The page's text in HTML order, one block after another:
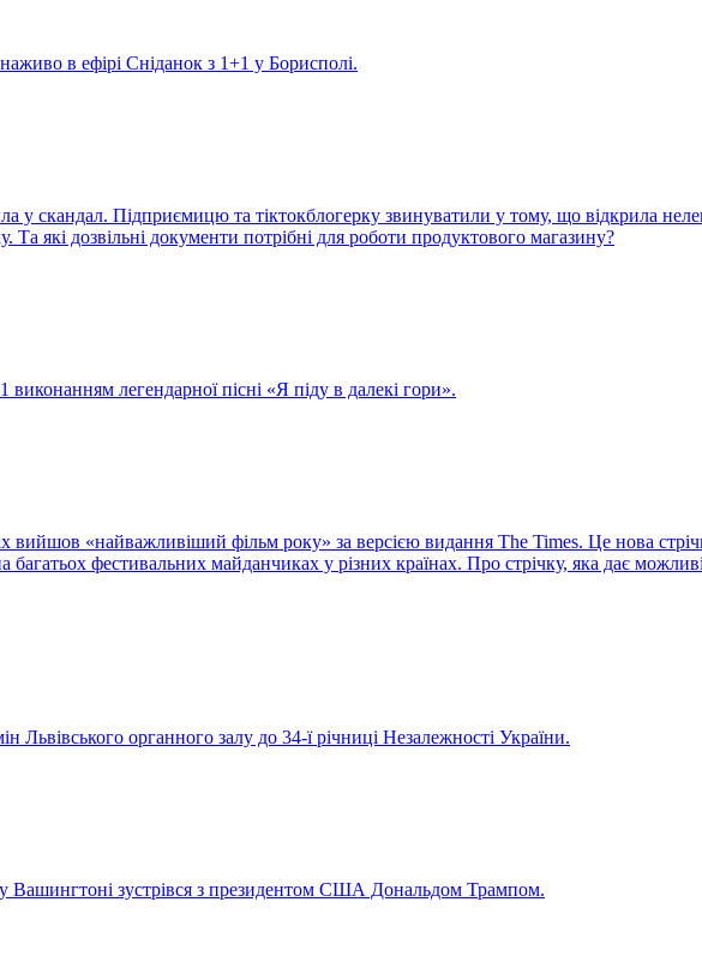
в ефірі Сніданок з 1+1 у Борисполі.
у скандал. Підприємицю та тіктокблогерку звинуватили у тому, що відкрила
Та які дозвільні документи потрібні для роботи продуктового магазину?
легендарної пісні «Я піду в далекі гори».
вийшов «найважливіший фільм року» за версією видання The Times. Це нова
фестивальних майданчиках у різних країнах. Про стрічку, яка дає
Львівського органного залу до 34-ї річниці Незалежності України.
Вашингтоні зустрівся з президентом США Дональдом Трампом.